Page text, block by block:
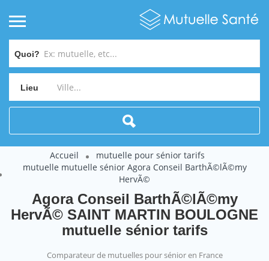
Quoi?
Lieu
Accueil
mutuelle pour sénior tarifs
mutuelle mutuelle sénior Agora Conseil BarthÃ©lÃ©my
HervÃ©
Agora Conseil BarthÃ©lÃ©my
HervÃ© SAINT MARTIN BOULOGNE
mutuelle sénior tarifs
Comparateur de mutuelles pour sénior en France